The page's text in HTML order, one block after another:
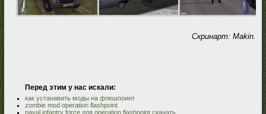
Скринарт: Makin.
Перед этим у нас искали:
как устанавить моды на флешпоинт
zombie mod operation flashpoint
naval infantry force для operation flashpoint скачать